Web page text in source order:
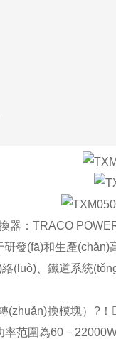
器：TRACO POWER
研發(fā)和生產
(luò)、鐵道系統
換模塊）
率范圍為60－